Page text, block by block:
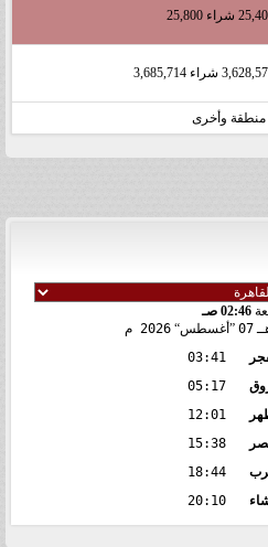
منطقة وأخرى
02:46 صـ
07 أغسطس 2026 م
03:41
05:17
12:01
15:38
18:44
20:10